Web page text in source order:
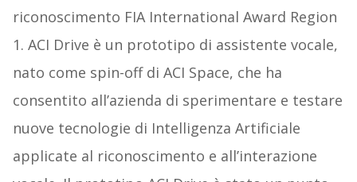
riconoscimento FIA International Award Region
1. ACI Drive è un prototipo di assistente vocale,
nato come spin-off di ACI Space, che ha
consentito all’azienda di sperimentare e testare
nuove tecnologie di Intelligenza Artificiale
applicate al riconoscimento e all’interazione